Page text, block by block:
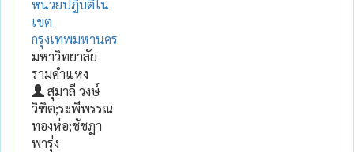
หน่วยปฎิบัติใน
เขต
กรุงเทพมหานคร
มหาวิทยาลัย
รามคำแหง
สุมาลี วงษ์
วิฑิต;ระพีพรรณ
ทองห่อ;ชัชฎา
พารุ่ง